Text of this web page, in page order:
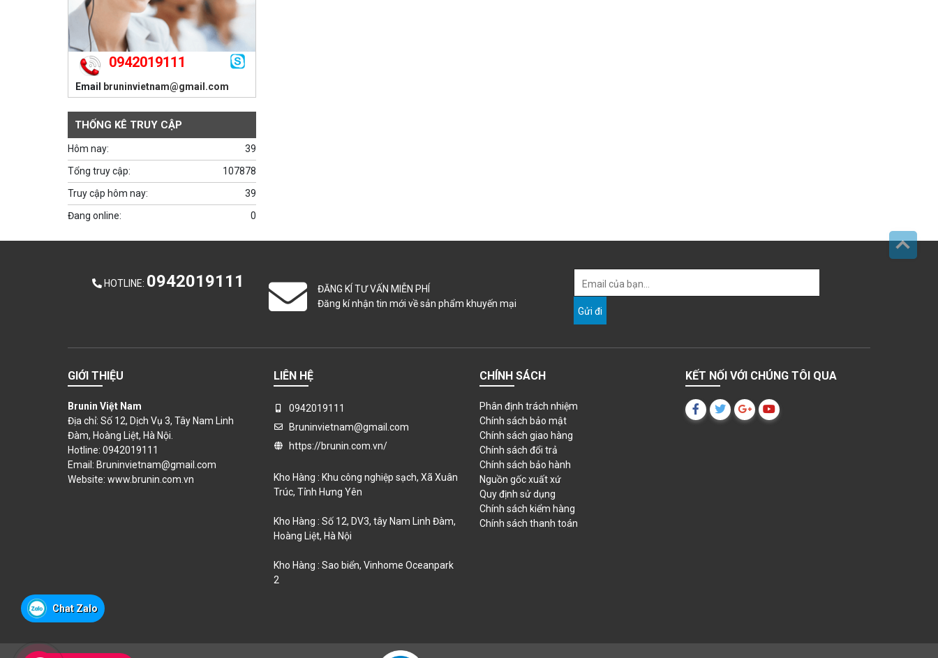
0942019111
Email bruninvietnam@gmail.com
THỐNG KÊ TRUY CẬP
39
Hôm nay:
107878
Tổng truy cập:
39
Truy cập hôm nay:
0
Đang online:
HOTLINE: 0942019111
ĐĂNG KÍ TƯ VẤN MIỄN PHÍ
Đăng kí nhận tin mới về sản phẩm khuyến mại
GIỚI THIỆU
Brunin Việt Nam
Địa chỉ: Số 12, Dịch Vụ 3, Tây Nam Linh
Đàm, Hoàng Liệt, Hà Nội.
Hotline: 0942019111
Email: Bruninvietnam@gmail.com
Website: www.brunin.com.vn
LIÊN HỆ
0942019111
Bruninvietnam@gmail.com
https://brunin.com.vn/
Kho Hàng : Khu công nghiệp sạch, Xã Xuân
Trúc, Tỉnh Hưng Yên
Kho Hàng : Số 12, DV3, tây Nam Linh Đàm,
Hoàng Liệt, Hà Nội
Kho Hàng : Sao biển, Vinhome Oceanpark
2
CHÍNH SÁCH
Phân định trách nhiệm
Chính sách bảo mật
Chính sách giao hàng
Chính sách đổi trả
Chính sách bảo hành
Nguồn gốc xuất xứ
Quy định sử dụng
Chính sách kiểm hàng
Chính sách thanh toán
KẾT NỐI VỚI CHÚNG TÔI QUA
Chat Zalo